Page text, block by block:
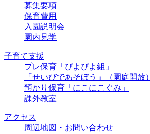
募集要項
保育費用
入園説明会
園内見学
子育て支援
プレ保育「ぴよぴよ組」
「せいびであそぼう」（園庭開放）
預かり保育「にこにこぐみ」
課外教室
アクセス
周辺地図・お問い合わせ